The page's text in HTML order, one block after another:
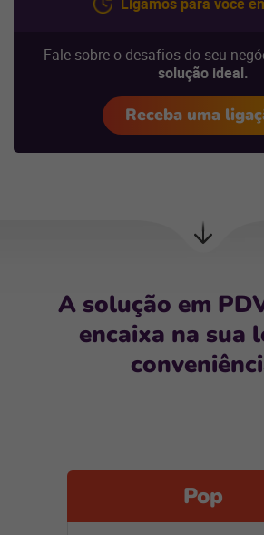
Fale sobre o desafios do seu
solução ideal.
Receba uma
A solução em
encaixa na sua
Pop